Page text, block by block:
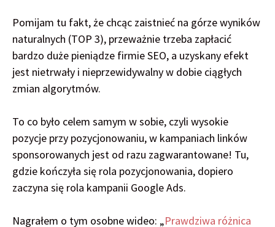
Pomijam tu fakt, że chcąc zaistnieć na górze wyników
naturalnych (TOP 3), przeważnie trzeba zapłacić
bardzo duże pieniądze firmie SEO, a uzyskany efekt
jest nietrwały i nieprzewidywalny w dobie ciągłych
zmian algorytmów.
To co było celem samym w sobie, czyli wysokie
pozycje przy pozycjonowaniu, w kampaniach linków
sponsorowanych jest od razu zagwarantowane! Tu,
gdzie kończyła się rola pozycjonowania, dopiero
zaczyna się rola kampanii Google Ads.
Nagrałem o tym osobne wideo: „Prawdziwa różnica